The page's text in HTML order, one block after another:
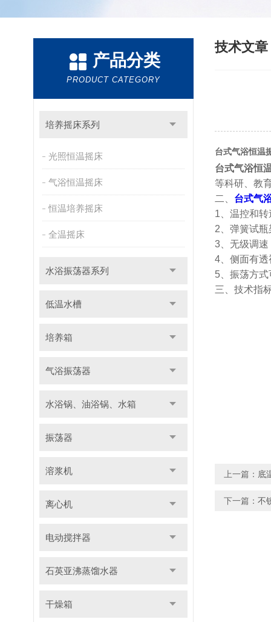
产品分类
PRODUCT CATEGORY
培养摇床系列
光照恒温摇床
气浴恒温摇床
恒温培养摇床
全温摇床
水浴振荡器系列
低温水槽
培养箱
气浴振荡器
水浴锅、油浴锅、水箱
振荡器
溶浆机
离心机
电动搅拌器
石英亚沸蒸馏水器
干燥箱
技术文章
台式气浴恒温
台式气浴恒
等科研、教
二、 台式气
1、温控和
2、弹簧试
3、无级调
4、侧面有
5、振荡方
三、 技术指
上一篇： 底
下一篇： 不